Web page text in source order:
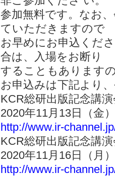
参加無料です。なお
ていただきますので
お早めにお申込くだ
合は、入場をお断り
することもあります
お申込みは下記より
KCR総研出版記念講
2020年11月13日（
http://www.ir-
KCR総研出版記念講
2020年11月16日（
http://www.ir-